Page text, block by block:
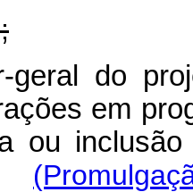
geral do
em
ou